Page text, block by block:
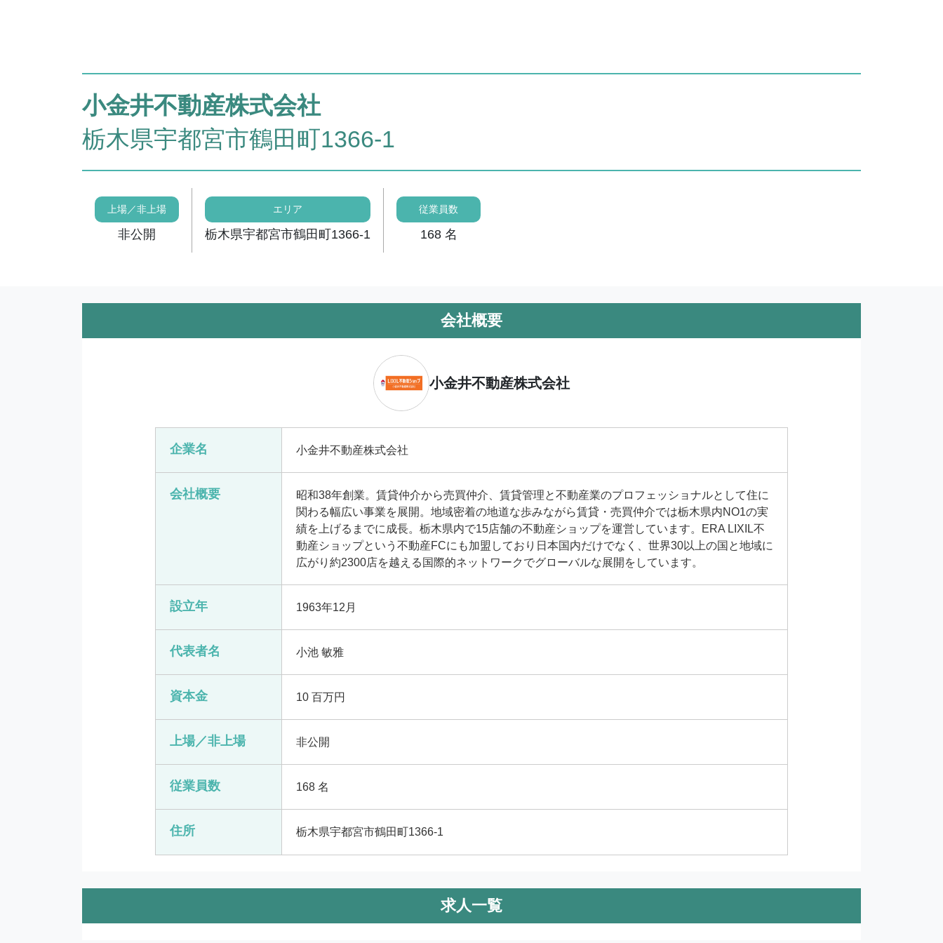
小金井不動産株式会社
栃木県宇都宮市鶴田町1366-1
上場／非上場
非公開
エリア
栃木県宇都宮市鶴田町1366-1
従業員数
168 名
会社概要
小金井不動産株式会社
企業名 小金井不動産株式会社
会社概要
昭和38年創業。賃貸仲介から売買仲介、賃貸管理と不動産業のプロフェッショナルとして住に
関わる幅広い事業を展開。地域密着の地道な歩みながら賃貸・売買仲介では栃木県内NO1の実
績を上げるまでに成長。栃木県内で15店舗の不動産ショップを運営しています。ERA LIXIL不
動産ショップという不動産FCにも加盟しており日本国内だけでなく、世界30以上の国と地域に
広がり約2300店を越える国際的ネットワークでグローバルな展開をしています。
設立年 1963年12月
代表者名 小池 敏雅
資本金 10 百万円
上場／非上場 非公開
従業員数 168 名
住所 栃木県宇都宮市鶴田町1366-1
求人一覧